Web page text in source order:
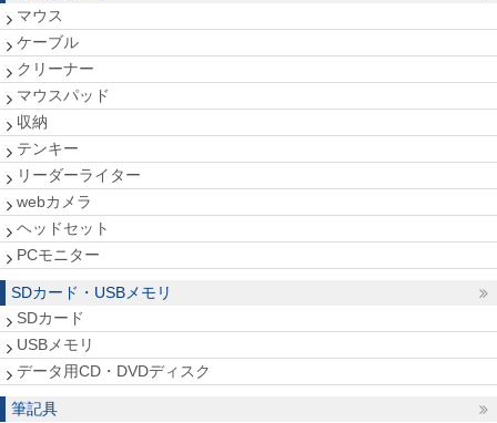
マウス
ケーブル
クリーナー
マウスパッド
収納
テンキー
リーダーライター
webカメラ
ヘッドセット
PCモニター
SDカード・USBメモリ
SDカード
USBメモリ
データ用CD・DVDディスク
筆記具